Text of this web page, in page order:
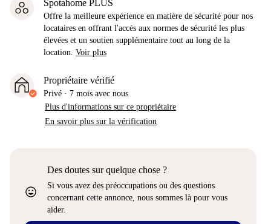
Spotahome PLUS
Offre la meilleure expérience en matière de sécurité pour nos
locataires en offrant l'accès aux normes de sécurité les plus
élevées et un soutien supplémentaire tout au long de la
location. Voir plus
Propriétaire vérifié
Privé · 7 mois avec nous
Plus d'informations sur ce propriétaire
En savoir plus sur la vérification
sentiment_very_satisfied
Des doutes sur quelque chose ?
Si vous avez des préoccupations ou des questions
concernant cette annonce, nous sommes là pour vous
aider.